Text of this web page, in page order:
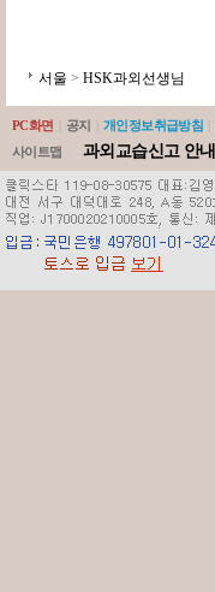
서울 > HSK과외선생님
PC화면 공지 개인정보취급방침
사이트맵
과외교습신고 안내